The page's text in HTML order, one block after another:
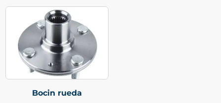
Bocin rueda